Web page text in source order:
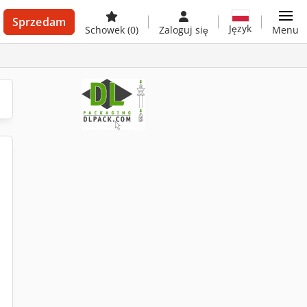
Sprzedam
Schowek (0) Zaloguj się Język Menu